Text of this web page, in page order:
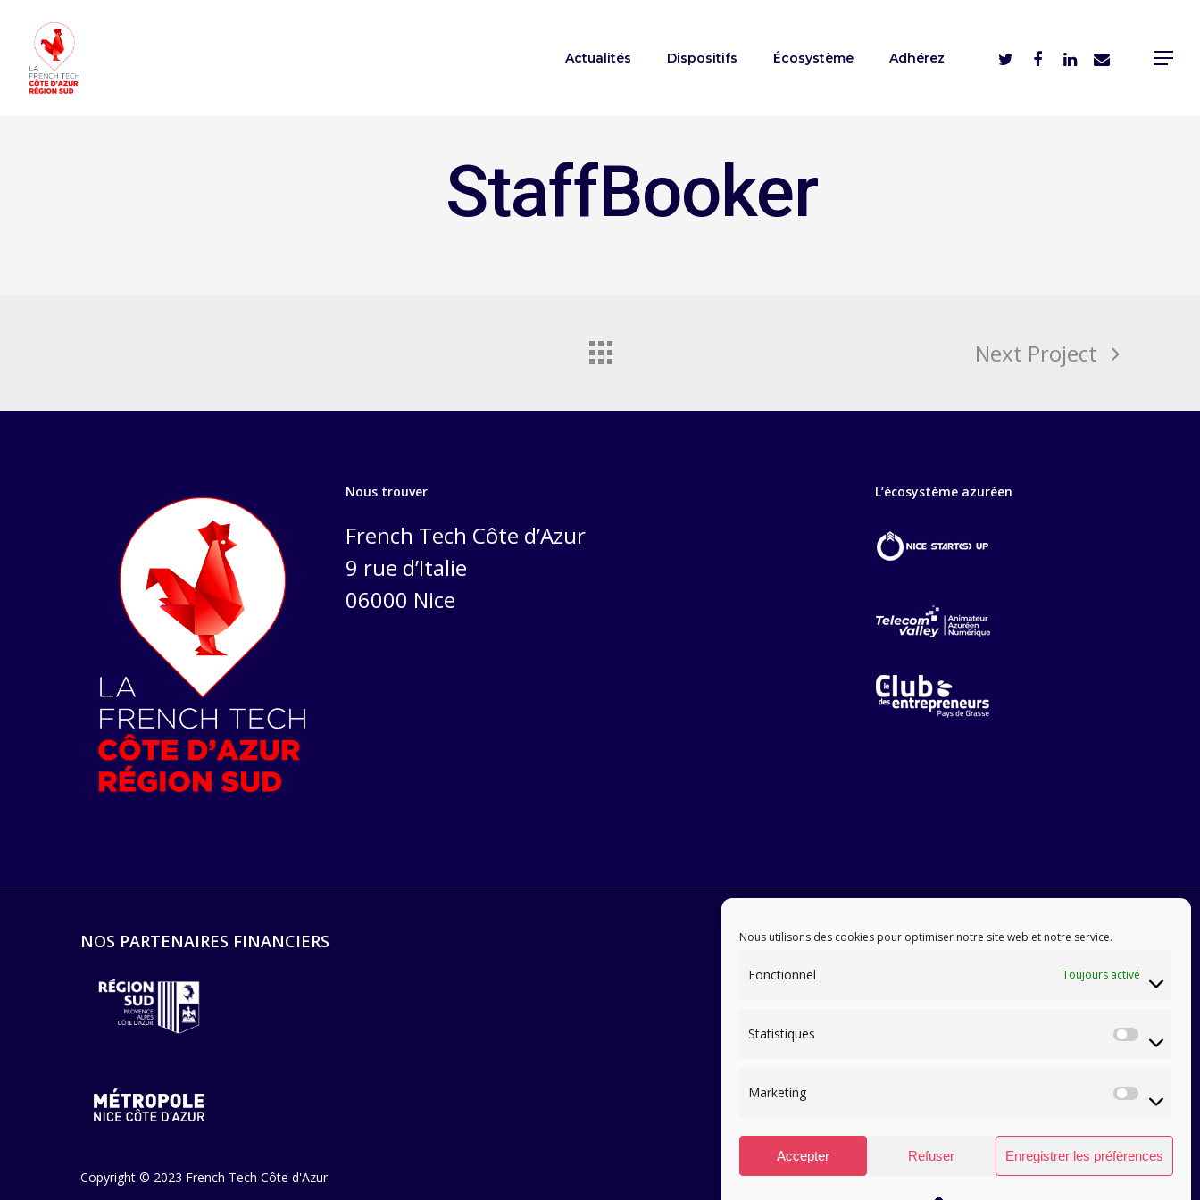
Nous utilisons des cookies pour optimiser notre site web et notre service.
Fonctionnel Toujours activé
Statistiques
Marketing
Accepter Refuser Enregistrer les préférences
Actualités Dispositifs Écosystème Adhérez
StaffBooker
Next Project
Nous trouver
French Tech Côte d’Azur
9 rue d’Italie
06000 Nice
L’écosystème azuréen
NOS PARTENAIRES FINANCIERS
Copyright © 2023 French Tech Côte d'Azur